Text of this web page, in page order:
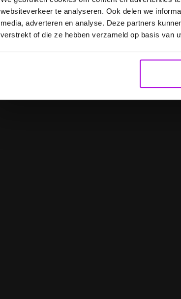
websiteverkeer te analyseren. Ook delen we
media, adverteren en analyse. Deze partners
verstrekt of die ze hebben verzameld op basis van